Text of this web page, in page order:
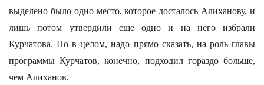
выделено было одно место, которое досталось Алиханову, и
лишь потом утвердили еще одно и на него избрали
Курчатова. Но в целом, надо прямо сказать, на роль главы
программы Курчатов, конечно, подходил гораздо больше,
чем Алиханов.